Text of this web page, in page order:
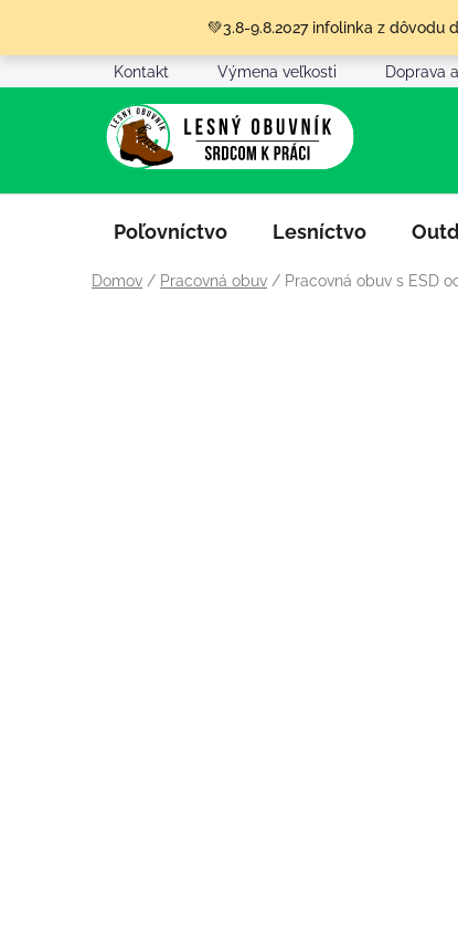
obsah
💚3.8-9.8.2027 infolinka z dôvodu
Kontakt Výmena veľkosti Doprava
Poľovníctvo Lesníctvo
Domov / Pracovná obuv / Pracovná obuv s ESD